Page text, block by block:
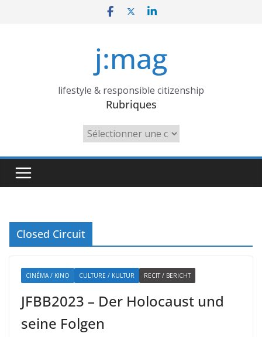
j:mag
lifestyle & responsible citizenship
Rubriques
Rubriques
Closed Circuit
CINÉMA / KINO CULTURE / KULTUR RECIT / BERICHT
JFBB2023 – Der Holocaust und
seine Folgen